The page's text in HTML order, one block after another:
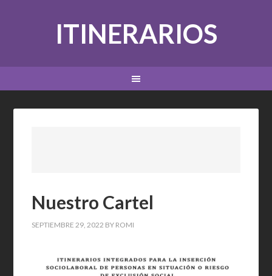
ITINERARIOS
Nuestro Cartel
SEPTIEMBRE 29, 2022 BY ROMI